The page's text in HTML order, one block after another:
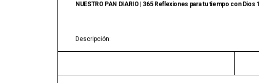
NUESTRO PAN DIARIO | 365 Reflexiones para tu tiempo con Dios 1
Descripción: